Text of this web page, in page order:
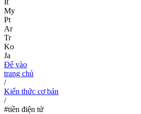
It
My
Pt
Ar
Tr
Ko
Ja
Để vào
trang chủ
/
Kiến thức cơ bản
/
#tiền điện tử